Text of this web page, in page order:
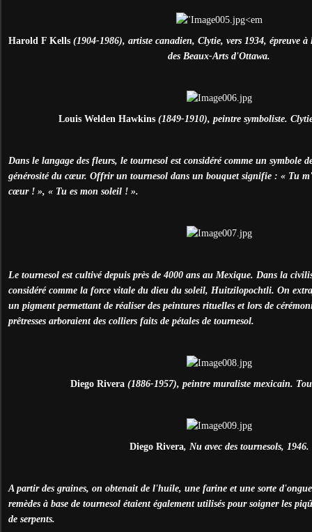
Harold F Kells (1904-1986), artiste canadien, Clytie, vers 1934, épreuve
des Beaux-Arts d'Ottawa.
Louis Welden Hawkins (1849-1910), peintre symboliste.
Dans le langage des fleurs, le tournesol est considéré comme un symbole
générosité du cœur. Offrir un tournesol dans un bouquet signifie : « Tu
cœur ! », « Tu es mon soleil ! ».
Le tournesol est cultivé depuis près de 4000 ans au Mexique. Dans la
considéré comme la force vitale du dieu du soleil, Huitzilopochtli. On
un pigment permettant de réaliser des peintures rituelles et lors de
prêtresses arboraient des colliers faits de pétales de tournesol.
Diego Rivera (1886-1957), peintre muraliste mexicain.
Diego Rivera, Nu avec des tournesols, 1946.
A partir des graines, on obtenait de l'huile, une farine et une sorte
remèdes à base de tournesol étaient également utilisés pour soigner les
de serpents.